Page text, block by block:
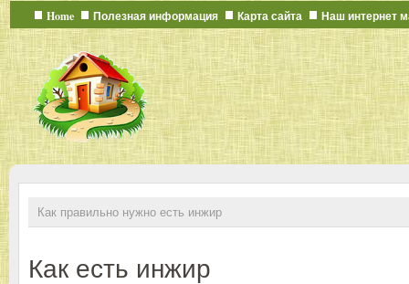
Как правильно нужно есть инжир
Как есть инжир
Home Полезная информация Карта сайта Наш интернет